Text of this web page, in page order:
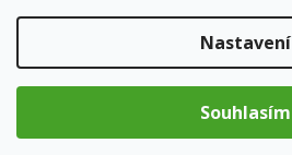
Nastavení
Souhlasím
1213/1000